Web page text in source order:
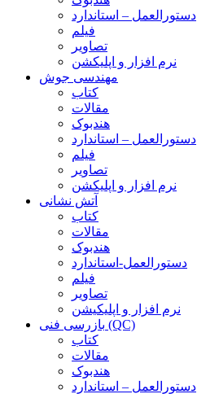
دستورالعمل – استاندارد
فیلم
تصاویر
نرم افزار و اپلیکشن
مهندسی جوش
کتاب
مقالات
هندبوک
دستورالعمل – استاندارد
فیلم
تصاویر
نرم افزار و اپلیکشن
آتش نشانی
کتاب
مقالات
هندبوک
دستورالعمل-استاندارد
فیلم
تصاویر
نرم افزار و اپلیکیشن
بازرسی فنی (QC)
کتاب
مقالات
هندبوک
دستورالعمل – استاندارد